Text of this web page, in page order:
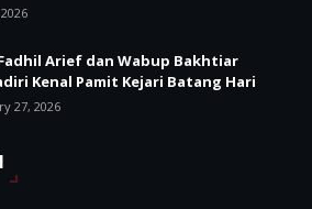
Arief dan Wabup Bakhtiar
Kenal Pamit Kejari Batang Hari
27, 2026